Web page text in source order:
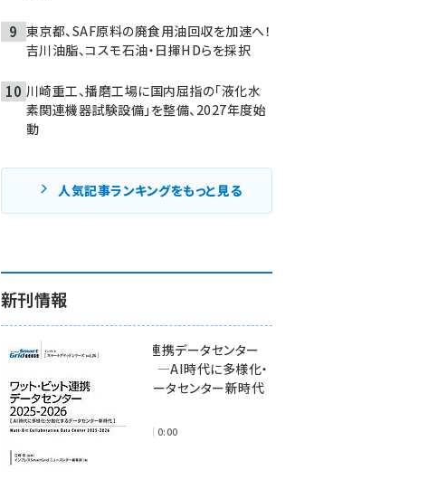
東京都、SAF原料の廃食用油回収を加速へ！
吉川油脂、コスモ石油・日揮HDらを採択
川崎重工、播磨工場に国内屈指の「液化水
素関連機器試験設備」を整備、2027年度始
動
人気記事ランキングをもっと見る
新刊情報
ワット・ビット連携データセンター
2025-2026 ―AI時代に多様化・
分散化するデータセンター新時代
2025年11月28日 0:00